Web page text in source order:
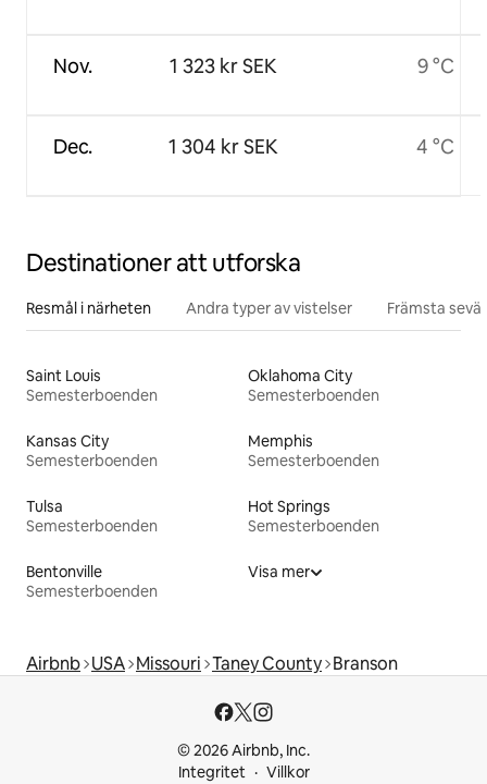
Nov.
Dec.
1 323 kr SEK
1 304 kr SEK
9 °C
4 °C
Destinationer att utforska
Resmål i närheten Andra typer av vistelser Främsta
Saint Louis
Semesterboenden
Oklahoma City
Semesterboenden
Kansas City
Semesterboenden
Memphis
Semesterboenden
Tulsa
Semesterboenden
Hot Springs
Semesterboenden
Bentonville
Semesterboenden
Visa mer
Airbnb USA Missouri Taney County Branson
© 2026 Airbnb, Inc.
Integritet
Villkor